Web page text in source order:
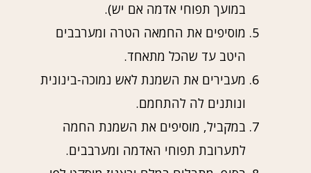
במועך תפוחי אדמה אם יש).
מוסיפים את החמאה הטרה ומערבבים
היטב עד שהכל מתאחד.
מעבירים את השמנת לאש נמוכה-בינונית
ונותנים לה להתחמם.
במקביל, מוסיפים את השמנת החמה
לתערובת תפוחי האדמה ומערבבים.